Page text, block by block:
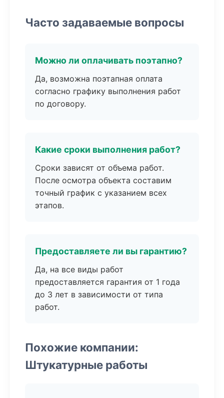
Часто задаваемые вопросы
Можно ли оплачивать поэтапно?
Да, возможна поэтапная оплата
согласно графику выполнения работ
по договору.
Какие сроки выполнения работ?
Сроки зависят от объема работ.
После осмотра объекта составим
точный график с указанием всех
этапов.
Предоставляете ли вы гарантию?
Да, на все виды работ
предоставляется гарантия от 1 года
до 3 лет в зависимости от типа
работ.
Похожие компании:
Штукатурные работы